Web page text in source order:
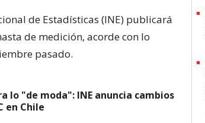
de Estadísticas (INE) publicará
de medición, acorde con lo
pasado.
lo "de moda": INE anuncia cambios
en Chile